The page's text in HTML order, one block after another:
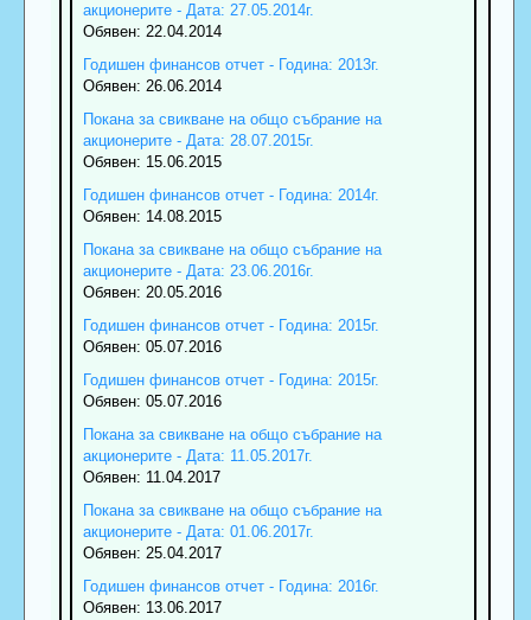
акционерите - Дата: 27.05.2014г.
Обявен: 22.04.2014
Годишен финансов отчет - Година: 2013г.
Обявен: 26.06.2014
Покана за свикване на общо събрание на
акционерите - Дата: 28.07.2015г.
Обявен: 15.06.2015
Годишен финансов отчет - Година: 2014г.
Обявен: 14.08.2015
Покана за свикване на общо събрание на
акционерите - Дата: 23.06.2016г.
Обявен: 20.05.2016
Годишен финансов отчет - Година: 2015г.
Обявен: 05.07.2016
Годишен финансов отчет - Година: 2015г.
Обявен: 05.07.2016
Покана за свикване на общо събрание на
акционерите - Дата: 11.05.2017г.
Обявен: 11.04.2017
Покана за свикване на общо събрание на
акционерите - Дата: 01.06.2017г.
Обявен: 25.04.2017
Годишен финансов отчет - Година: 2016г.
Обявен: 13.06.2017